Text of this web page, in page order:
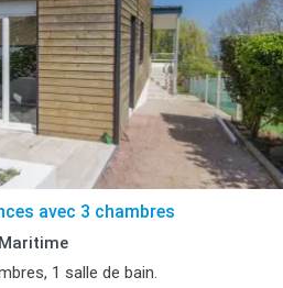
avec 3 chambres
1 salle de bain.